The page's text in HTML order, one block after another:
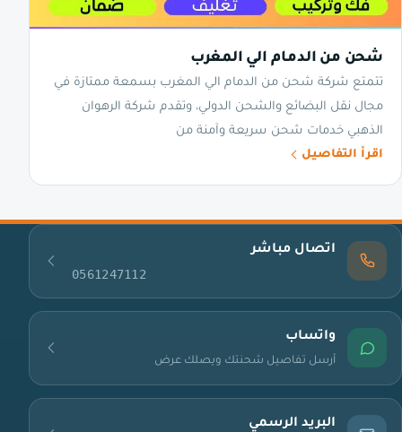
شحن من الدمام الي المغرب
تتمتع شركة شحن من الدمام الي المغرب بسمعة ممتازة في
مجال نقل البضائع والشحن الدولي، وتقدم شركة الرهوان
الذهبي خدمات شحن سريعة وآمنة من
اقرأ التفاصيل
اتصال مباشر
0561247112
واتساب
أرسل تفاصيل شحنتك ويصلك عرض
البريد الرسمي